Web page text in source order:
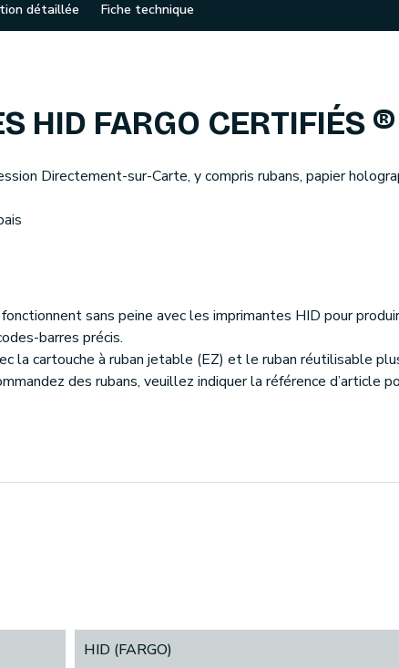
détaillée Fiche technique
HID FARGO CERTIFIÉS ®
Directement-sur-Carte, y compris rubans, papier
sans peine avec les imprimantes HID pour
barres précis.
la cartouche à ruban jetable (EZ) et le ruban réutilisable
des rubans, veuillez indiquer la référence d’article
HID (FARGO)